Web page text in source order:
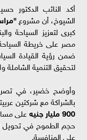
أكد النائب الدكتور
الشيوخ، أن مشروع
كبرى لتعزيز السياحة
مصر على خريطة السياحة
ضمن رؤية القيادة
لتحقيق التنمية الشاملة
وأوضح خضير، في
بالشراكة مع شركتين
900 مليار جنيه على
حجم الطموح في تحويل
على المنافسة.